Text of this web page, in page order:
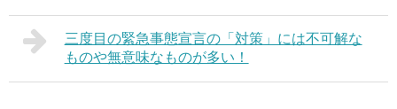
三度目の緊急事態宣言の「対策」には不可解な
ものや無意味なものが多い！